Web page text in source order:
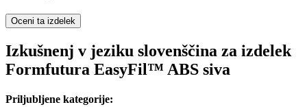
Oceni ta izdelek
Izkušnenj v jeziku slovenščina za izdelek
Formfutura EasyFil™ ABS siva
Priljubljene kategorije: